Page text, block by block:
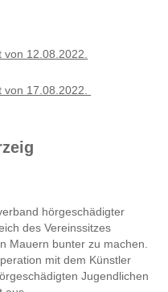
12.08.2022.
17.08.2022.
hörgeschädigter
des Vereinssitzes
Mauern bunter zu machen.
mit dem Künstler
Jugendlichen